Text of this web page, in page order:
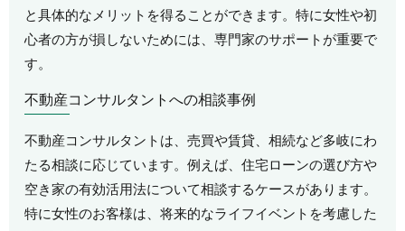
と具体的なメリットを得ることができます。特に女性や初
心者の方が損しないためには、専門家のサポートが重要で
す。
不動産コンサルタントへの相談事例
不動産コンサルタントは、売買や賃貸、相続など多岐にわ
たる相談に応じています。例えば、住宅ローンの選び方や
空き家の有効活用法について相談するケースがあります。
特に女性のお客様は、将来的なライフイベントを考慮した